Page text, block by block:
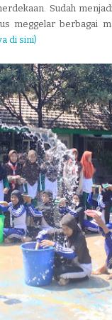
Sudah
meggelar berbagai
di sini)